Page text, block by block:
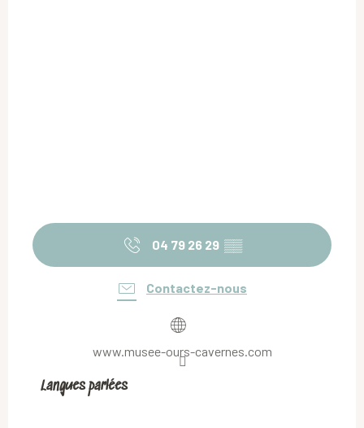
04 79 26 29 ▒▒
Contactez-nous
www.musee-ours-cavernes.com
Langues parlées
Langues parlées